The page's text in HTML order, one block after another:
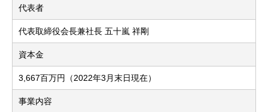
代表者
代表取締役会長兼社長 五十嵐 祥剛
資本金
3,667百万円（2022年3月末日現在）
事業内容